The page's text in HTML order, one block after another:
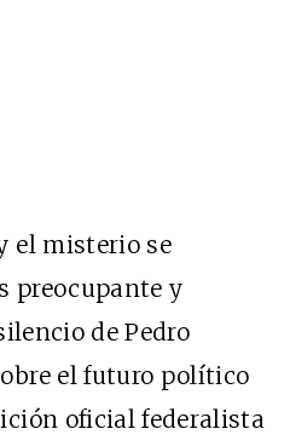
el misterio se
preocupante y
de Pedro
el futuro político
oficial federalista